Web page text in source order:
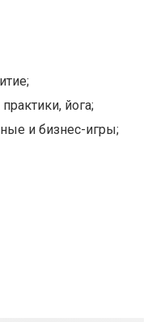
йога;
и бизнес-игры;